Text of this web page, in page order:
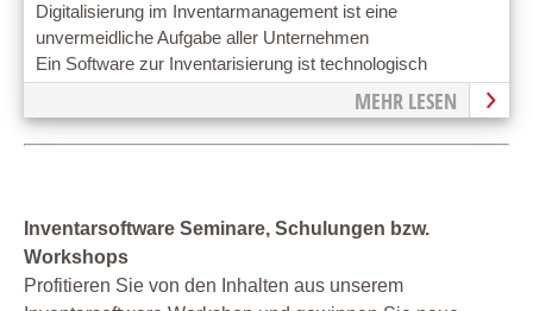
Digitalisierung im Inventarmanagement ist eine
unvermeidliche Aufgabe aller Unternehmen
Ein Software zur Inventarisierung ist technologisch
MEHR LESEN
Inventarsoftware Seminare, Schulungen bzw.
Workshops
Profitieren Sie von den Inhalten aus unserem